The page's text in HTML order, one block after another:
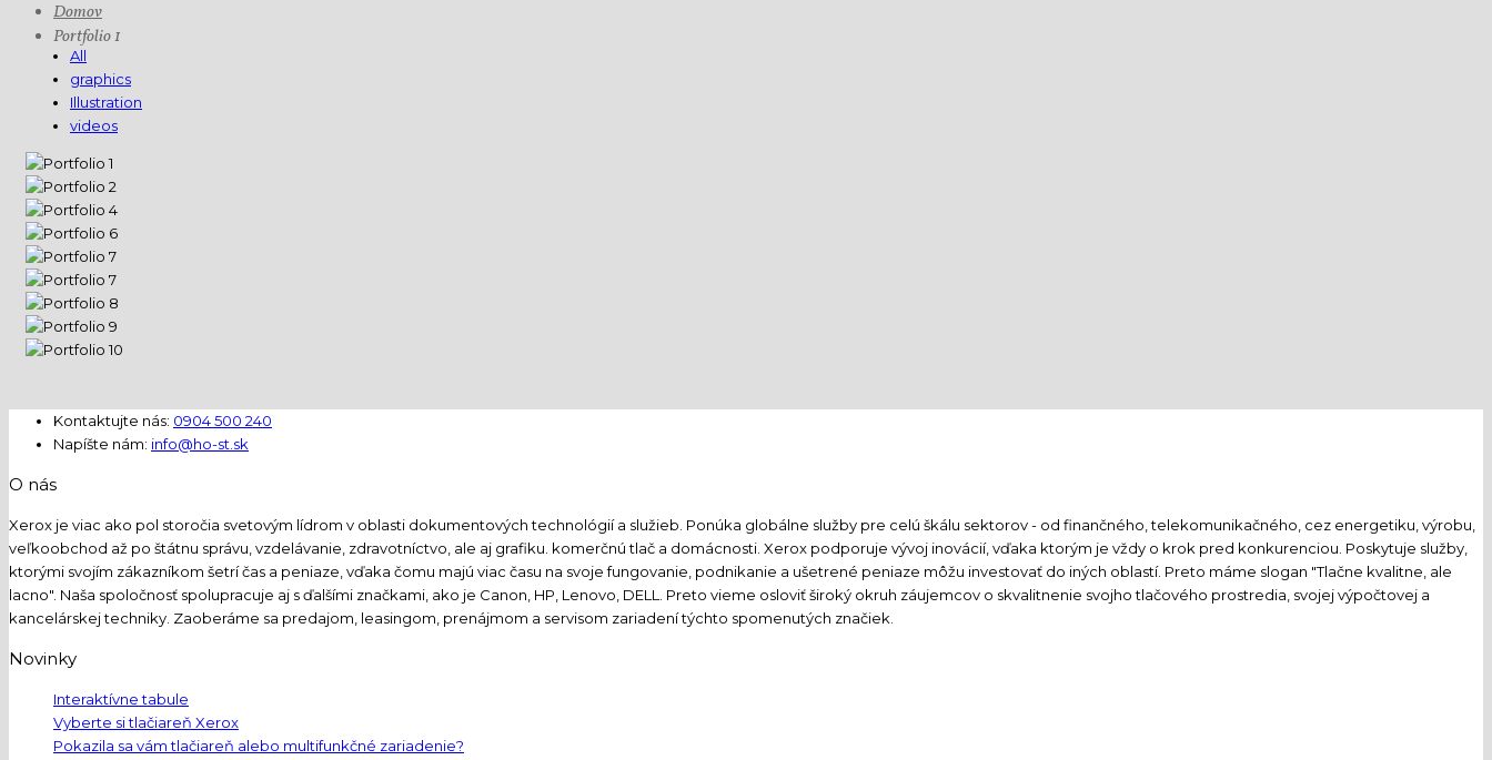
Domov
Portfolio 1
All
graphics
Illustration
videos
Kontaktujte nás: 0904 500 240
Napíšte nám: info@ho-st.sk
O nás
Xerox je viac ako pol storočia svetovým lídrom v oblasti dokumentových technológií a služieb. Ponúka globálne služby pre celú škálu sektorov - od finančného, telekomunikačného, cez energetiku, výrobu,
veľkoobchod až po štátnu správu, vzdelávanie, zdravotníctvo, ale aj grafiku. komerčnú tlač a domácnosti. Xerox podporuje vývoj inovácií, vďaka ktorým je vždy o krok pred konkurenciou. Poskytuje služby,
ktorými svojím zákazníkom šetrí čas a peniaze, vďaka čomu majú viac času na svoje fungovanie, podnikanie a ušetrené peniaze môžu investovať do iných oblastí. Preto máme slogan "Tlačne kvalitne, ale
lacno". Naša spoločnosť spolupracuje aj s ďalšími značkami, ako je Canon, HP, Lenovo, DELL. Preto vieme osloviť široký okruh záujemcov o skvalitnenie svojho tlačového prostredia, svojej výpočtovej a
kancelárskej techniky. Zaoberáme sa predajom, leasingom, prenájmom a servisom zariadení týchto spomenutých značiek.
Novinky
Interaktívne tabule
Vyberte si tlačiareň Xerox
Pokazila sa vám tlačiareň alebo multifunkčné zariadenie?